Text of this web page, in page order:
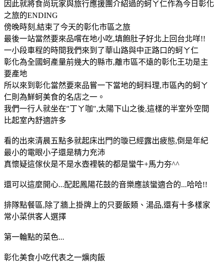
因此就將食尚玩家與旅行應援團介紹過的蚵ㄚ仁作為今日彰化
之旅的ENDING
傍晚時刻,結束了今天的彰化市區之旅
最後一站當然要來品嚐在地小吃,填飽肚子好北上回台北咩!!
一小段車程的時間我們來到了華山路與中正路口的蚵ㄚ仁
彰化為全國蚵產量前幾大的縣市,離市區不遠的彰化王功是主
要產地
所以來到彰化當然要來品嘗一下當地的蚵料理,市區內的蚵ㄚ
仁則為鮮蚵美食的名店之一。
我們一行人就坐在"丁ㄚ咖",太陽下山之後,這樣的半室外空間
比起室內舒適許多
看的出來清晨五點多就起床出門的璇已經露出疲態,倒是年紀
最小的電眼小子還是精力充沛
真懷疑這傢伙是不是水壺裡裝的都是蠻牛+馬力夯^^
還可以這麼開心...配起鳳陽花鼓的音樂應該蠻適合的...哈哈!!
排隊點餐區,除了牆上掛牌上的只要飯類、湯品,還有十多樣家
常小菜供客人選擇
第一輪點的菜色...
彰化美食小吃代表之一爌肉飯